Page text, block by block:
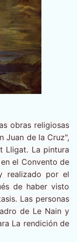
obras religiosas
Juan de la Cruz",
Lligat. La pintura
el Convento de
realizado por el
de haber visto
Las personas
de Le Nain y
La rendición de